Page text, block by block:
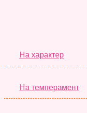
На характер
На темперамент